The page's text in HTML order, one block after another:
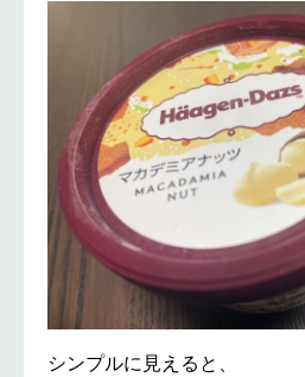
シンプルに見えると、